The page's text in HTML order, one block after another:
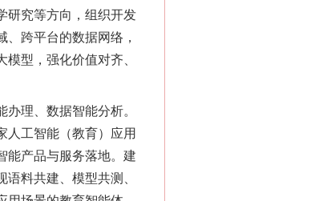
研究等方向，组织开发
跨平台的数据网络，
型，强化价值对齐、
理、数据智能分析。
人工智能（教育）应用
能产品与服务落地。建
料共建、模型共测、